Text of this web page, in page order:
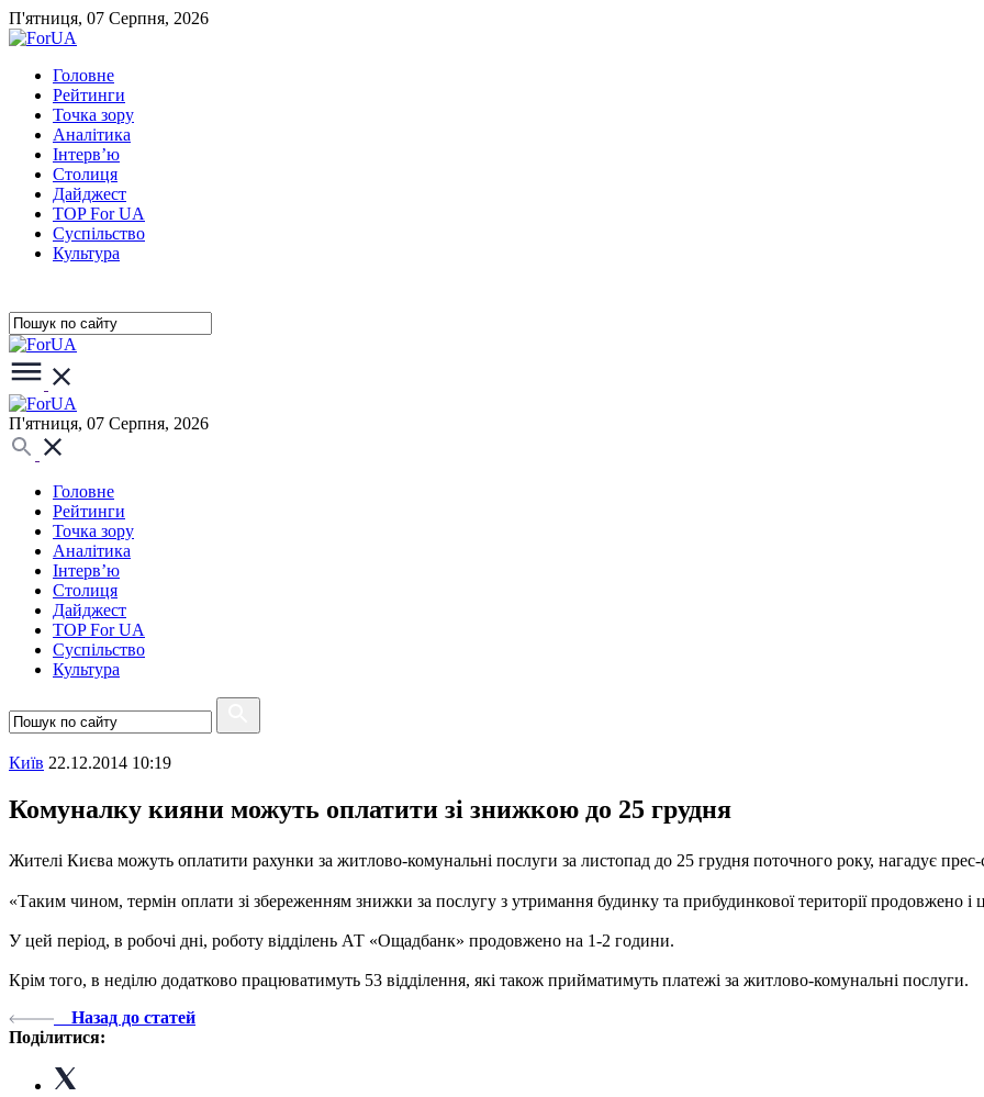
П'ятниця, 07 Серпня, 2026
Головне
Рейтинги
Точка зору
Аналітика
Інтерв’ю
Столиця
Дайджест
TOP For UA
Суспiльство
Культура
П'ятниця, 07 Серпня, 2026
Головне
Рейтинги
Точка зору
Аналітика
Інтерв’ю
Столиця
Дайджест
TOP For UA
Суспiльство
Культура
Київ 22.12.2014 10:19
Комуналку кияни можуть оплатити зі знижкою до 25 грудня
Жителі Києва можуть оплатити рахунки за житлово-комунальні послуги за листопад до 25 грудня поточного року, нагадує прес-
«Таким чином, термін оплати зі збереженням знижки за послугу з утримання будинку та прибудинкової території продовжено і
У цей період, в робочі дні, роботу відділень АТ «Ощадбанк» продовжено на 1-2 години.
Крім того, в неділю додатково працюватимуть 53 відділення, які також прийматимуть платежі за житлово-комунальні послуги.
Назад до статей
Поділитися: